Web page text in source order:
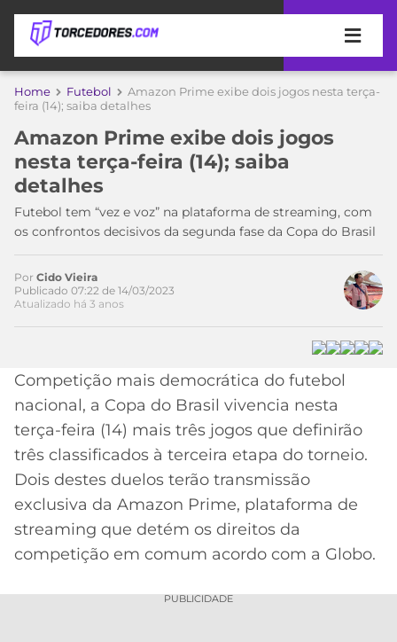
APOSTAS
DE
APOSTA
MELHORES
SITES
DE
APOSTAS
2026
BETBOOM
CÓDIGO
INDICAÇÃO
BET365
CÓDIGO
BETANO
COPA
DO
MUNDO
TIMES
MEU
TIME
PALMEIRAS
CORINTHIANS
SÃO
PAULO
SANTOS
FLAMENGO
CAMPEONATOS
SÉRIE
LIBERTADORES
COPA
DO
BRASIL
ESPORTIVA
MERCADO
DA
BOLA
PALPITES
Home Futebol
Amazon Prime exibe dois jogos nesta terça-
feira (14); saiba detalhes
Amazon Prime exibe dois jogos
nesta terça-feira (14); saiba
detalhes
Futebol tem “vez e voz” na plataforma de streaming, com
os confrontos decisivos da segunda fase da Copa do Brasil
Acesse o perfil do autor
no Twitter
Por Cido Vieira
Publicado 07:22 de 14/03/2023
Atualizado há 3 anos
Competição mais democrática do futebol
nacional, a Copa do Brasil vivencia nesta
terça-feira (14) mais três jogos que definirão
três classificados à terceira etapa do torneio.
Dois destes duelos terão transmissão
exclusiva da Amazon Prime, plataforma de
streaming que detém os direitos da
competição em comum acordo com a Globo.
PUBLICIDADE